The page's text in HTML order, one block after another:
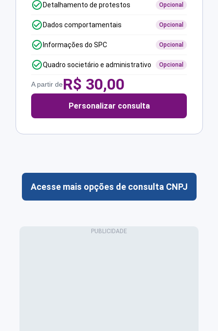
Detalhamento de protestos Opcional
Dados comportamentais Opcional
Informações do SPC Opcional
Quadro societário e administrativo Opcional
A partir deR$ 30,00
Personalizar consulta
Acesse mais opções de consulta CNPJ